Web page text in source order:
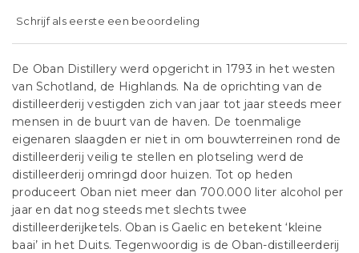
Schrijf als eerste een beoordeling
De Oban Distillery werd opgericht in 1793 in het westen
van Schotland, de Highlands. Na de oprichting van de
distilleerderij vestigden zich van jaar tot jaar steeds meer
mensen in de buurt van de haven. De toenmalige
eigenaren slaagden er niet in om bouwterreinen rond de
distilleerderij veilig te stellen en plotseling werd de
distilleerderij omringd door huizen. Tot op heden
produceert Oban niet meer dan 700.000 liter alcohol per
jaar en dat nog steeds met slechts twee
distilleerderijketels. Oban is Gaelic en betekent ‘kleine
baai’ in het Duits. Tegenwoordig is de Oban-distilleerderij